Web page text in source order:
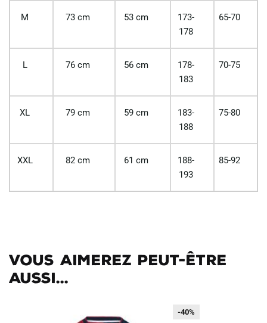
M 73 cm 53 cm
173-
178
65-70
L 76 cm 56 cm
178-
183
70-75
XL 79 cm 59 cm
183-
188
75-80
XXL 82 cm 61 cm
188-
193
85-92
Vous aimerez peut-être
aussi...
-40%
-40%